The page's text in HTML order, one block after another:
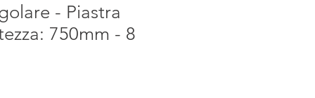
- Piastra
750mm - 8